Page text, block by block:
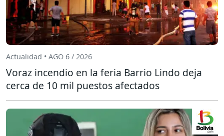
Actualidad • AGO 6 / 2026
Voraz incendio en la feria Barrio Lindo deja
cerca de 10 mil puestos afectados